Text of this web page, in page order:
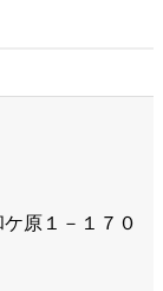
原１－１７０